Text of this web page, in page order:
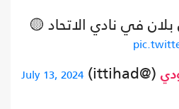
في نادي الاتحاد 🟡
(@ittihad)
July 13, 2024